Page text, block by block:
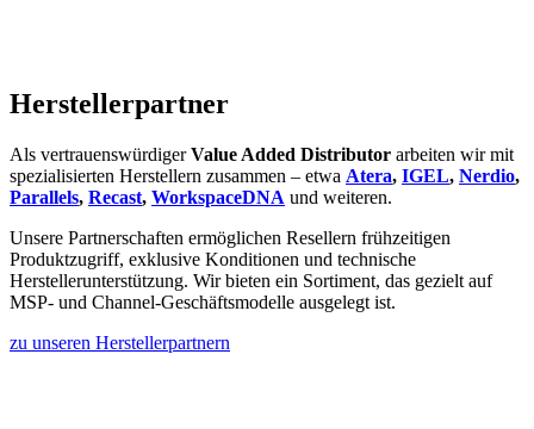
Hersteller­partner
Als vertrauenswürdigerValue Added Distributor arbeiten wir mit
spezialisierten Herstellern zusammen – etwa Atera, IGEL, Nerdio,
Parallels, Recast, WorkspaceDNA und weiteren.
Unsere Partnerschaften ermöglichen Resellern frühzeitigen
Produktzugriff, exklusive Konditionen und technische
Herstellerunterstützung. Wir bieten ein Sortiment, das gezielt auf
MSP‑ und Channel-Geschäftsmodelle ausgelegt ist.
zu unseren Herstellerpartnern